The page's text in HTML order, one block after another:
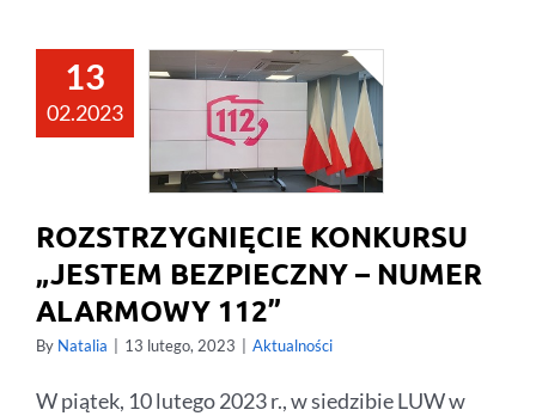
13
02.2023
ROZSTRZYGNIĘCIE KONKURSU
„JESTEM BEZPIECZNY – NUMER
ALARMOWY 112”
By Natalia 13 lutego, 2023 Aktualności
W piątek, 10 lutego 2023 r., w siedzibie LUW w